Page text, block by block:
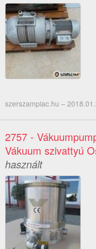
szerszampiac.hu –
2757 -
Vákuum szivattyú
használt